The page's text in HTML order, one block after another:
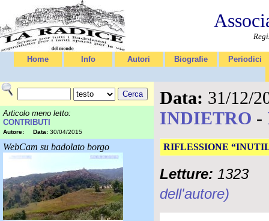
Home Info Autori Biografie Periodici
Articolo meno letto:
CONTRIBUTI
Autore: Data: 30/04/2015
WebCam su badolato borgo
Data: 31/12/
INDIETRO -
RIFLESSIONE
Letture: 1323
dell'autore)